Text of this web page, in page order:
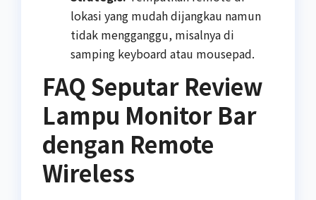
lokasi yang mudah dijangkau namun
tidak mengganggu, misalnya di
samping keyboard atau mousepad.
FAQ Seputar Review
Lampu Monitor Bar
dengan Remote
Wireless